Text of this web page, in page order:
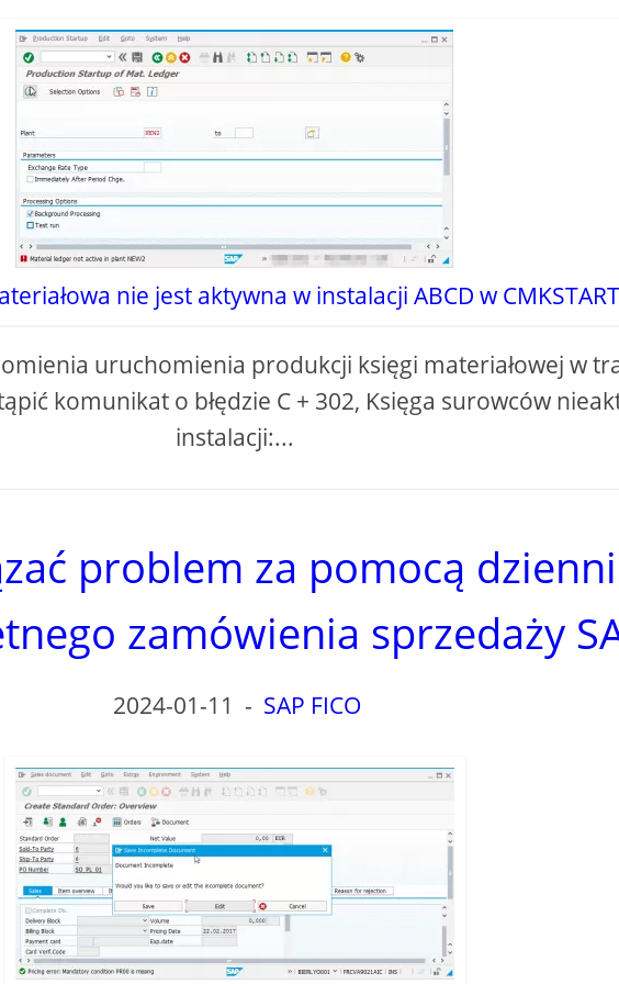
nie jest aktywna w instalacji ABCD w CMKSTART
uruchomienia produkcji księgi materiałowej w
komunikat o błędzie C + 302, Księga surowców
instalacji:...
problem za pomocą
zamówienia sprzedaży
2024-01-11 - SAP FICO